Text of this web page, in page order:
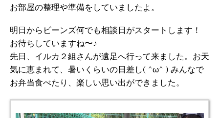
お部屋の整理や準備をしていましたよ。
明日からビーンズ何でも相談日がスタートします！
お待ちしていますね〜♪
先日、イルカ２組さんが遠足へ行って来ました。お天
気に恵まれて、暑いくらいの日差し( ^ω^ ) みんなで
お弁当食べたり、楽しい思い出ができました。